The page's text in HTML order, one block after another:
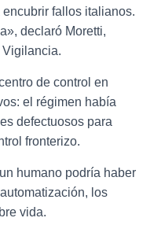
fallos italianos.
declaró Moretti,
Vigilancia.
de control en
el régimen había
defectuosos para
fronterizo.
humano podría haber
los
vida.